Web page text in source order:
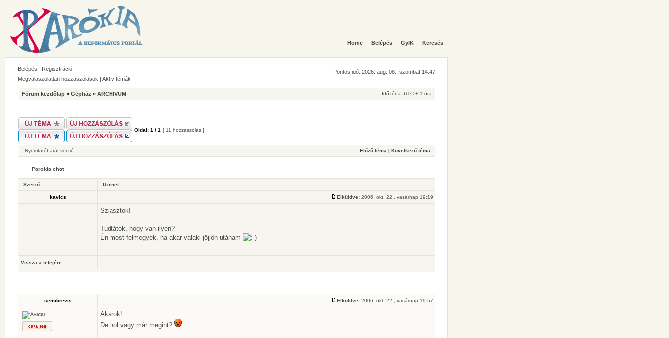
Home Belépés GyIK Keresés
Belépés Regisztráció
Pontos idő: 2026. aug. 08., szombat 14:47
Megválaszolatlan hozzászólások | Aktív témák
Fórum kezdőlap » Gépház » ARCHIVUM Időzóna: UTC + 1 óra
Oldal: 1 / 1 [ 11 hozzászólás ]
Nyomtatóbarát verzió Előző téma | Következő téma
Parokia chat
Szerző Üzenet
kavics Elküldve: 2006. okt. 22., vasárnap 19:19
Sziasztok!
Tudtátok, hogy van ilyen?
Én most felmegyek, ha akar valaki jöjjön utánam
Vissza a tetejére
semibrevis Elküldve: 2006. okt. 22., vasárnap 19:57
Akarok!
De hol vagy már megint?